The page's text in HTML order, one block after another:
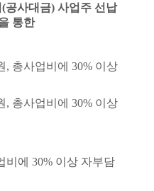
(공사대금) 사업주 선납
통한
, 총사업비에 30% 이상
, 총사업비에 30% 이상
비에 30% 이상 자부담